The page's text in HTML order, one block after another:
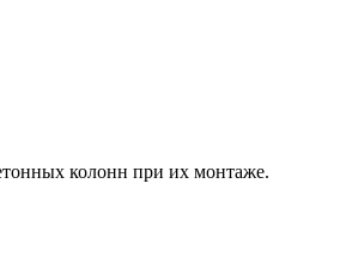
колонн при их монтаже.